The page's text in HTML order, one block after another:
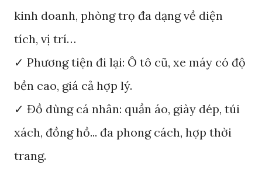
kinh doanh, phòng trọ đa dạng về diện
tích, vị trí…
✓ Phương tiện đi lại: Ô tô cũ, xe máy có độ
bền cao, giá cả hợp lý.
✓ Đồ dùng cá nhân: quần áo, giày dép, túi
xách, đồng hồ... đa phong cách, hợp thời
trang.